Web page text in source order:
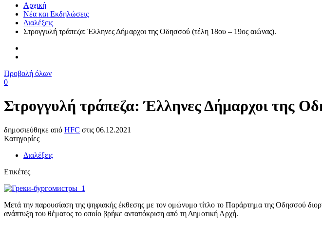
Αρχική
Νέα και Εκδηλώσεις
Διαλέξεις
Στρογγυλή τράπεζα: Έλληνες Δήμαρχοι της Οδησσού (τέλη 18ου – 19ος αιώνας).
Προβολή όλων
0
Στρογγυλή τράπεζα: Έλληνες Δήμαρχοι της
δημοσιεύθηκε από HFC στις 06.12.2021
Κατηγορίες
Διαλέξεις
Ετικέτες
Μετά την παρουσίαση της ψηφιακής έκθεσης με τον ομώνυμο τίτλο το Παράρτημα της Οδησσού
ανάπτυξη του θέματος το οποίο βρήκε ανταπόκριση από τη Δημοτική Αρχή.